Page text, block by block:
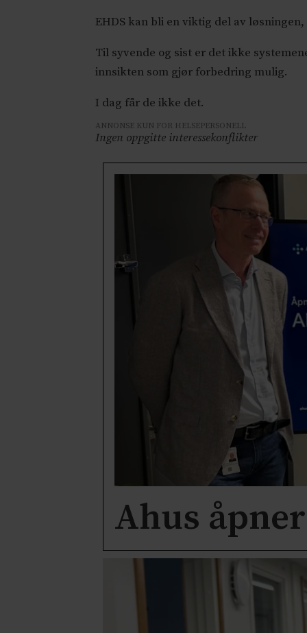
EHDS kan bli en viktig del av
Til syvende og sist er det ikke
innsikten som gjør forbedring mulig.
I dag får de ikke det.
ANNONSE KUN FOR HELSEPERSONELL
Ingen oppgitte interessekonflikter
Ahus